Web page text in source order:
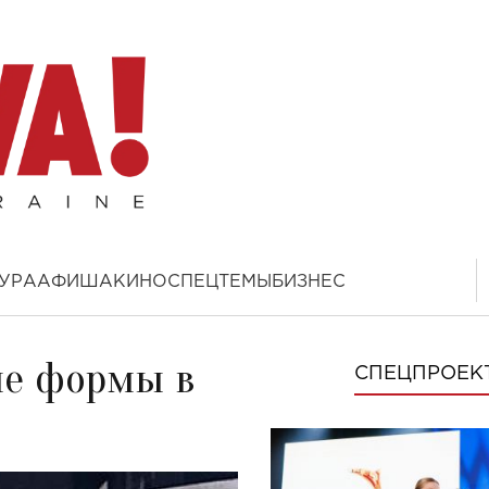
АФИША КИНОСПЕЦТЕМЫ БИЗНЕС
формы в